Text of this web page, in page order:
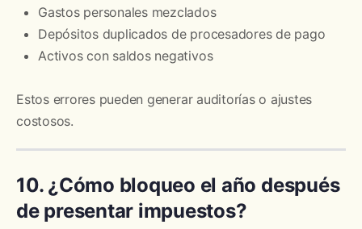
Gastos personales mezclados
Depósitos duplicados de procesadores de pago
Activos con saldos negativos
Estos errores pueden generar auditorías o ajustes
costosos.
10. ¿Cómo bloqueo el año después
de presentar impuestos?